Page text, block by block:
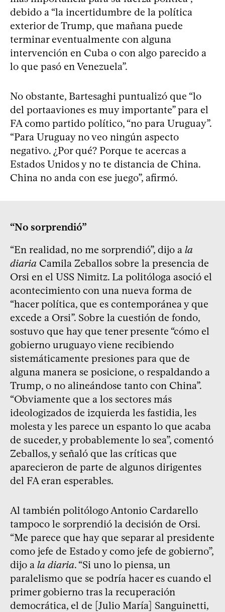
debido a “la incertidumbre de la política
exterior de Trump, que mañana puede
terminar eventualmente con alguna
intervención en Cuba o con algo parecido a
lo que pasó en Venezuela”.
No obstante, Bartesaghi puntualizó que “lo
del portaaviones es muy importante” para el
FA como partido político, “no para Uruguay”.
“Para Uruguay no veo ningún aspecto
negativo. ¿Por qué? Porque te acercas a
Estados Unidos y no te distancia de China.
China no anda con ese juego”, afirmó.
“No sorprendió”
“En realidad, no me sorprendió”, dijo a la
diaria Camila Zeballos sobre la presencia de
Orsi en el USS Nimitz. La politóloga asoció el
acontecimiento con una nueva forma de
“hacer política, que es contemporánea y que
excede a Orsi”. Sobre la cuestión de fondo,
sostuvo que hay que tener presente “cómo el
gobierno uruguayo viene recibiendo
sistemáticamente presiones para que de
alguna manera se posicione, o respaldando a
Trump, o no alineándose tanto con China”.
“Obviamente que a los sectores más
ideologizados de izquierda les fastidia, les
molesta y les parece un espanto lo que acaba
de suceder, y probablemente lo sea”, comentó
Zeballos, y señaló que las críticas que
aparecieron de parte de algunos dirigentes
del FA eran esperables.
Al también politólogo Antonio Cardarello
tampoco le sorprendió la decisión de Orsi.
“Me parece que hay que separar al presidente
como jefe de Estado y como jefe de gobierno”,
dijo a la diaria. “Si uno lo piensa, un
paralelismo que se podría hacer es cuando el
primer gobierno tras la recuperación
democrática, el de [Julio María] Sanguinetti,